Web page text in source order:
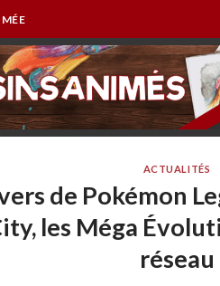
ACTUALITÉS
de Pokémon
les Méga
réseau